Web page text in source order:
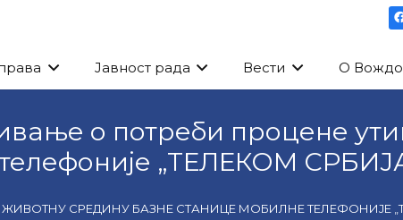
Јавност рада Вести О
о потреби процене
„ТЕЛЕКОМ
СРЕДИНУ БАЗНЕ СТАНИЦЕ МОБИЛНЕ ТЕЛЕФОНИЈЕ